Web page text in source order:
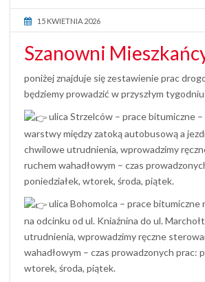
15 KWIETNIA 2026
Szanowni
poniżej znajduje się zestawienie prac
będziemy prowadzić w przyszłym
ulica Strzelców – prace bitumiczne –
warstwy między zatoką autobusową a
chwilowe utrudnienia, wprowadzimy
ruchem wahadłowym – czas
poniedziałek, wtorek, środa, piątek.
ulica Bohomolca – prace bitumiczne
na odcinku od ul. Kniaźnina do ul.
utrudnienia, wprowadzimy ręczne
wahadłowym – czas prowadzonych prac:
wtorek, środa, piątek.